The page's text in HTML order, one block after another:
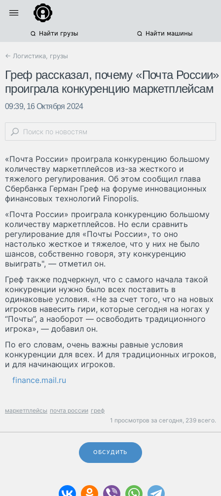
Найти грузы Найти машины
← Логистика, грузы
Греф рассказал, почему «Почта России»
проиграла конкуренцию маркетплейсам
09:39, 16 Октября 2024
«Почта России» проиграла конкуренцию большому
количеству маркетплейсов из-за жесткого и
тяжелого регулирования. Об этом сообщил глава
Сбербанка Герман Греф на форуме инновационных
финансовых технологий Finopolis.
«Почта России» проиграла конкуренцию большому
количеству маркетплейсов. Но если сравнить
регулирование для «Почты России», то оно
настолько жесткое и тяжелое, что у них не было
шансов, собственно говоря, эту конкуренцию
выиграть", — отметил он.
Греф также подчеркнул, что с самого начала такой
конкуренции нужно было всех поставить в
одинаковые условия. «Не за счет того, что на новых
игроков навесить гири, которые сегодня на ногах у
“Почты”, а наоборот — освободить традиционного
игрока», — добавил он.
По его словам, очень важны равные условия
конкуренции для всех. И для традиционных игроков,
и для начинающих игроков.
finance.mail.ru
маркетплейсы почта россии греф
1 просмотров за сегодня, 239 всего.
ОБСУДИТЬ